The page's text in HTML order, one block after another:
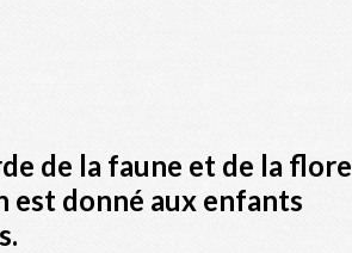
de la faune et de la flore
est donné aux enfants